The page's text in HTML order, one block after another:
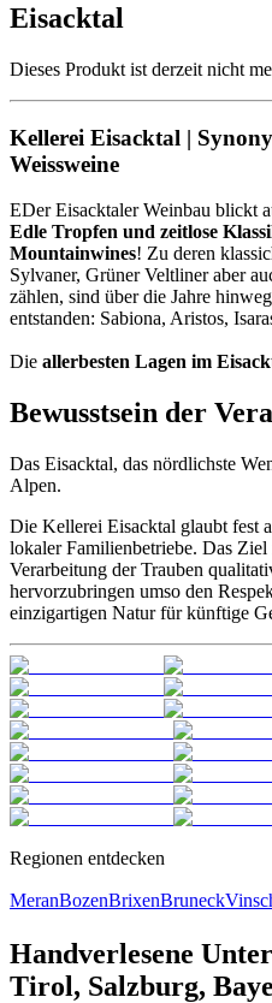
Eisacktal
Dieses Produkt ist derzeit nicht
Kellerei Eisacktal |
Weissweine
EDer Eisacktaler Weinbau blickt
Edle Tropfen und zeitlose
Mountainwines! Zu deren
Sylvaner, Grüner Veltliner aber
zählen, sind über die Jahre
entstanden: Sabiona, Aristos,
Die allerbesten Lagen im
Bewusstsein der
Das Eisacktal, das nördlichste
Alpen.
Die Kellerei Eisacktal glaubt fest
lokaler Familienbetriebe. Das
Verarbeitung der Trauben
hervorzubringen umso den
einzigartigen Natur für künftige
Regionen entdecken
MeranBozenBrixenBruneck
Handverlesene
Tirol, Salzburg,